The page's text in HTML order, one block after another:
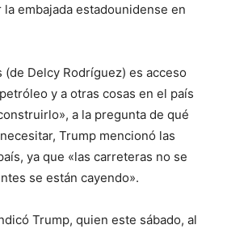
embajada estadounidense en
(de Delcy Rodríguez) es acceso
y a otras cosas en el país
a la pregunta de qué
Trump mencionó las
ya que «las carreteras no se
se están cayendo».
Trump, quien este sábado, al